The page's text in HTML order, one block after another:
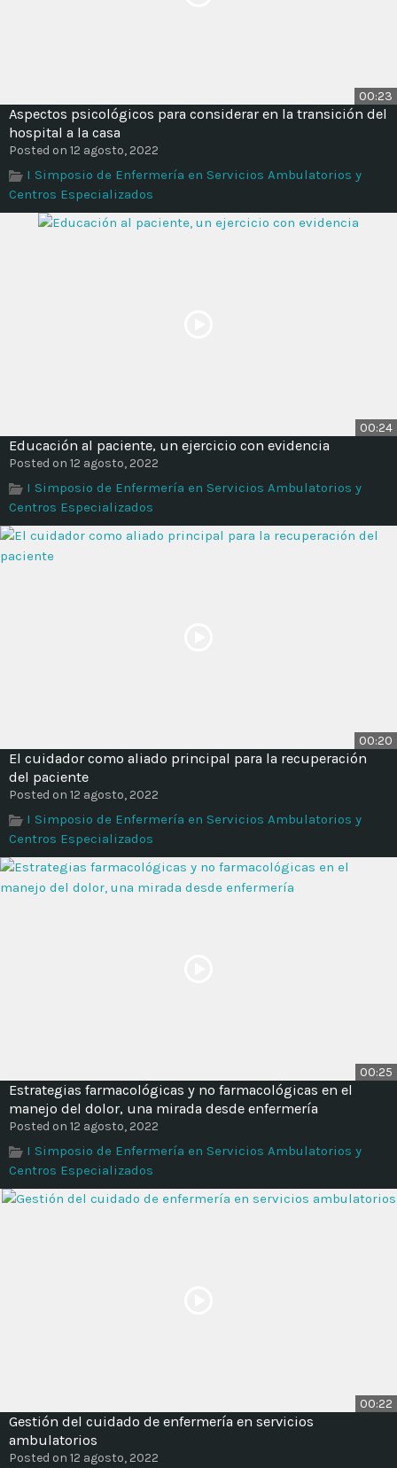
00:23
Aspectos psicológicos para considerar en la transición del
hospital a la casa
Posted on 12 agosto, 2022
I Simposio de Enfermería en Servicios Ambulatorios y
Centros Especializados
00:24
Educación al paciente, un ejercicio con evidencia
Posted on 12 agosto, 2022
I Simposio de Enfermería en Servicios Ambulatorios y
Centros Especializados
00:20
El cuidador como aliado principal para la recuperación
del paciente
Posted on 12 agosto, 2022
I Simposio de Enfermería en Servicios Ambulatorios y
Centros Especializados
00:25
Estrategias farmacológicas y no farmacológicas en el
manejo del dolor, una mirada desde enfermería
Posted on 12 agosto, 2022
I Simposio de Enfermería en Servicios Ambulatorios y
Centros Especializados
00:22
Gestión del cuidado de enfermería en servicios
ambulatorios
Posted on 12 agosto, 2022